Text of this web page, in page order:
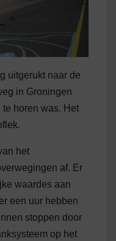
uitgerukt naar de
in Groningen
horen was. Het
het
af. Er
waardes aan
een uur hebben
stoppen door
op het